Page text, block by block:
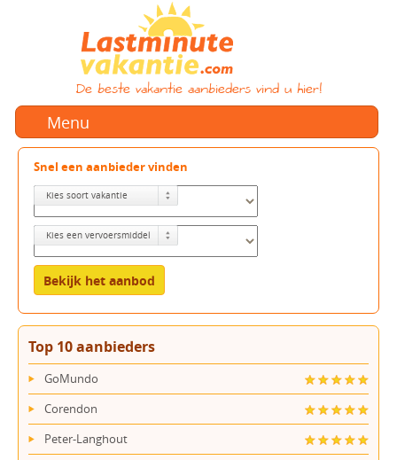
De beste vakantie aanbieders vind u hier!
Menu
Snel een aanbieder vinden
Kies soort vakantie
Kies een vervoersmiddel
Top 10 aanbieders
GoMundo
Corendon
Peter-Langhout